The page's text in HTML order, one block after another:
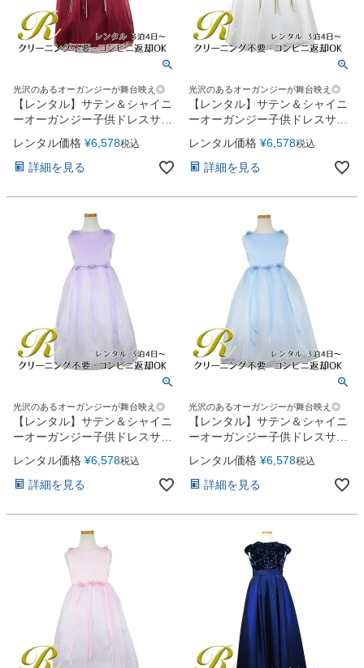
光沢のあるオーガンジーが舞台映え◎
【レンタル】サテン＆シャイニ
ーオーガンジー子供ドレスサニ
ー(KD149)バーガンディー
レンタル価格 ¥6,578税込
詳細を見る
光沢のあるオーガンジーが舞台映え◎
【レンタル】サテン＆シャイニ
ーオーガンジー子供ドレスサニ
ー(KD149)オフホワイト
レンタル価格 ¥6,578税込
詳細を見る
光沢のあるオーガンジーが舞台映え◎
【レンタル】サテン＆シャイニ
ーオーガンジー子供ドレスサニ
ー(KD149)ライラック
レンタル価格 ¥6,578税込
詳細を見る
光沢のあるオーガンジーが舞台映え◎
【レンタル】サテン＆シャイニ
ーオーガンジー子供ドレスサニ
ー(KD149)ブルー
レンタル価格 ¥6,578税込
詳細を見る